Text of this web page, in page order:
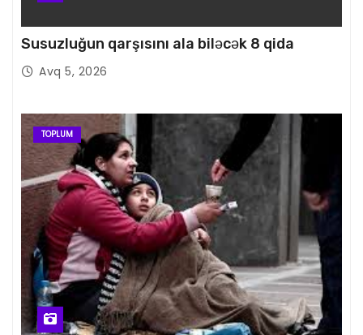
Susuzluğun qarşısını ala biləcək 8 qida
Avq 5, 2026
TOPLUM